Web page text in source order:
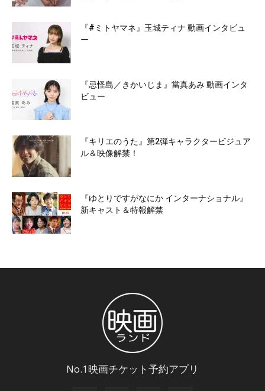
『#ミトヤマネ』玉城ティナ 動画インタビュ
ー
『忌怪島／きかいじま』當真あみ 動画インタ
ビュー
『キリエのうた』第2弾キャラクタービジュア
ル＆映像解禁！
『ゆとりですがなにか インターナショナル』
新キャスト＆特報解禁
No.1映画チケット予約アプリ